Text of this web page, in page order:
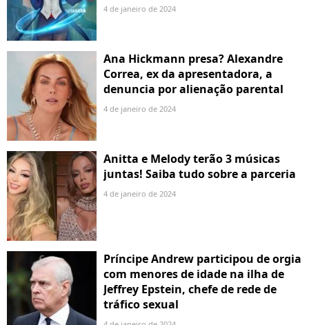
4 de janeiro de 2024
Ana Hickmann presa? Alexandre
Correa, ex da apresentadora, a
denuncia por alienação parental
4 de janeiro de 2024
Anitta e Melody terão 3 músicas
juntas! Saiba tudo sobre a parceria
4 de janeiro de 2024
Príncipe Andrew participou de orgia
com menores de idade na ilha de
Jeffrey Epstein, chefe de rede de
tráfico sexual